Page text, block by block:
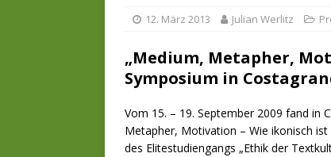
12. März 2013 Julian Werlitz
„Medium, Metapher,
Symposium in
Vom 15. – 19. September 2009 fand in
Metapher, Motivation – Wie ikonisch
des Elitestudiengangs „Ethik der